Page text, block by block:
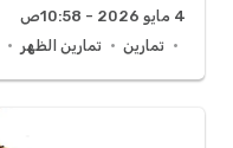
4 مايو 2026 - 10:58ص
تمارين
تمارين الظهر